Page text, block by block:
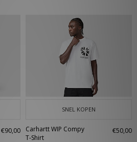
€90,00
SNEL KOPEN
Carhartt WIP Compy
T-Shirt
€50,00